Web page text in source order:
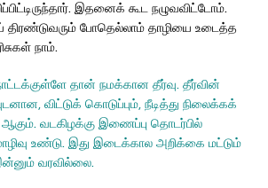
இதனைக் கூட நழுவவிட்டோம்.
போதெல்லாம் தாழியை உடைத்த
நாம்.
தான் நமக்கான தீர்வு. தீர்வின்
விட்டுக் கொடுப்பும், நீடித்து நிலைக்கக்
வடகிழக்கு இணைப்பு தொடர்பில்
உண்டு. இது இடைக்கால அறிக்கை மட்டும்
வரவில்லை.